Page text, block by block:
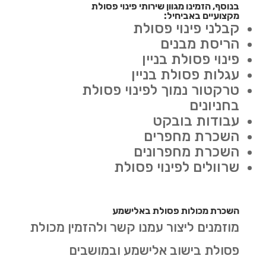
בנוסף, הזמינו מגוון שירותי פינוי פסולת
מקצועיים באביחיל:
קבלני פינוי פסולת
הריסת מבנים
פינוי פסולת בניין
עגלות פסולת בניין
טרקטור נמוך לפינוי פסולת
בחניונים
עבודות בובקט
השכרת מחפרים
השכרת מחפרונים
שרוולים לפינוי פסולת
השכרת מכולות פסולת באלישמע
מוזמנים ליצור עמנו קשר ולהזמין מכולת
פסולת בישוב אלישמע ובמושבים